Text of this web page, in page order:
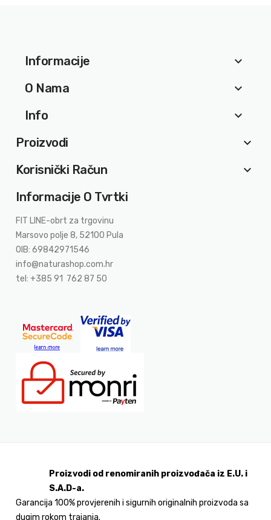
Informacije
keyboard_arrow_down
O Nama
keyboard_arrow_down
Info
keyboard_arrow_down
Proizvodi
keyboard_arrow_down
Korisnički Račun
keyboard_arrow_down
Informacije O Tvrtki
FIT LINE-obrt za trgovinu
Marsovo polje 8, 52100 Pula
OIB: 69842971546
info@naturashop.com.hr
tel: +385 91 762 87 50
Proizvodi od renomiranih proizvođača iz E.U. i
S.A.D-a.
Garancija 100% provjerenih i sigurnih originalnih proizvoda sa
dugim rokom trajanja.